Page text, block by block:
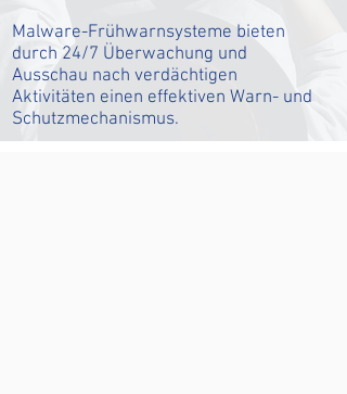
Malware-Frühwarnsysteme bieten
durch 24/7 Überwachung und
Ausschau nach verdächtigen
Aktivitäten einen effektiven Warn- und
Schutzmechanismus.